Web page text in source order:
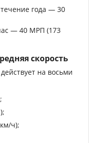
года — 30
— 40 МРП (173
скорость
на восьми
ч);